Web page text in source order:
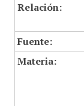
Relación:
Fuente:
Materia: